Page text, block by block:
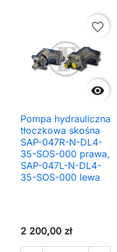

favorite_border
Pompa hydrauliczna
tłoczkowa skośna
SAP-047R-N-DL4-
35-SOS-000 prawa,
SAP-047L-N-DL4-
35-SOS-000 lewa
2 200,00 zł